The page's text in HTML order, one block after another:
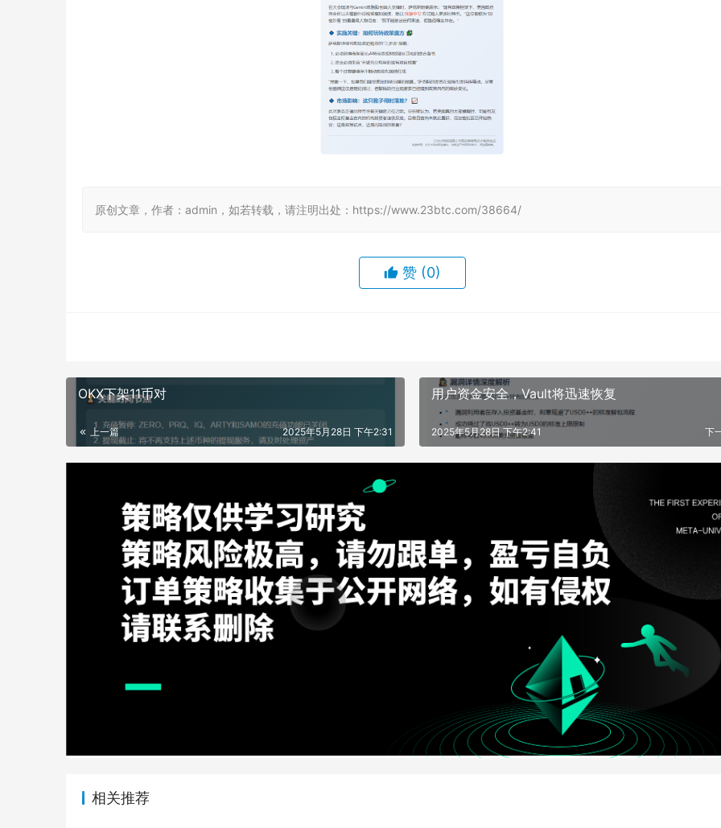
原创文章，作者：admin，如若转载，请注明出处：https://www.23btc.com/38664/
赞 (0)
OKX下架11币对
上一篇 2025年5月28日 下午2:31
用户资金安全，Vault将迅速恢复
下
2025年5月28日 下午2:41
相关推荐